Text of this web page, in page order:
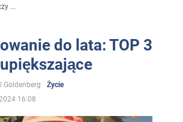
...
do lata: TOP 3
Goldenberg
Życie
16:08